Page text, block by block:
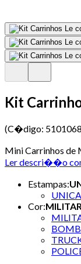
Kit
(C�digo: 5101068
Mini Carrinhos de
Ler descri��o
Estampas:
UNICA
Cor: